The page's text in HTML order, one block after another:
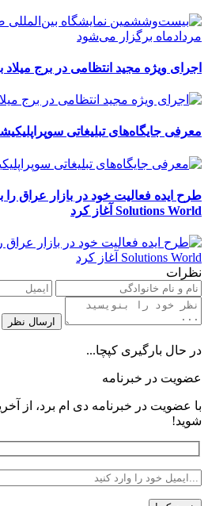
اجرای ویژه مجید انتظامی در برج
معرفی جایگاه‌های تبلیغاتی
Solutions World آغاز کرد
نظرات
در حال بارگیری کپچا...
عضویت در خبرنامه
با عضویت در خبرنامه دی ام برد، از
شوید!